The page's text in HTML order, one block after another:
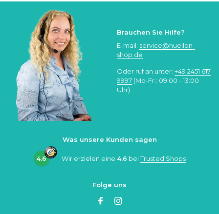
Brauchen Sie Hilfe?
E-mail: service@huellen-
shop.de
Oder ruf an unter: +49 2451 617
9997 (Mo-Fr.: 09:00 - 13:00
Uhr)
Was unsere Kunden sagen
4.6 Wir erzielen eine 4.6 beiTrusted Shops
Folge uns